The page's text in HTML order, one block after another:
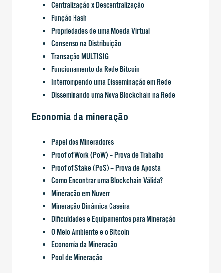
Centralização x Descentralização
Função Hash
Propriedades de uma Moeda Virtual
Consenso na Distribuição
Transação MULTISIG
Funcionamento da Rede Bitcoin
Interrompendo uma Disseminação em Rede
Disseminando uma Nova Blockchain na Rede
Economia da mineração
Papel dos Mineradores
Proof of Work (PoW) – Prova de Trabalho
Proof of Stake (PoS) – Prova de Aposta
Como Encontrar uma Blockchain Válida?
Mineração em Nuvem
Mineração Dinâmica Caseira
Dificuldades e Equipamentos para Mineração
O Meio Ambiente e o Bitcoin
Economia da Mineração
Pool de Mineração